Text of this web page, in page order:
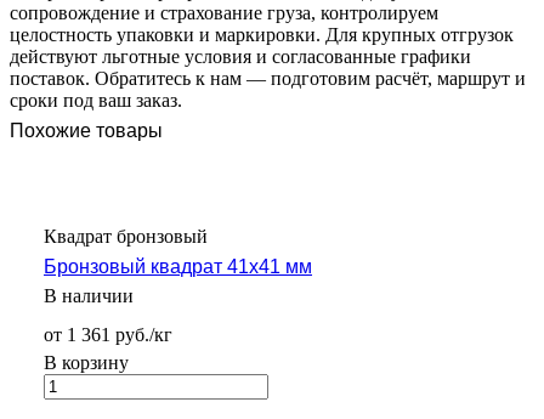
сопровождение и страхование груза, контролируем
целостность упаковки и маркировки. Для крупных отгрузок
действуют льготные условия и согласованные графики
поставок. Обратитесь к нам — подготовим расчёт, маршрут и
сроки под ваш заказ.
Похожие товары
Квадрат бронзовый
Бронзовый квадрат 41х41 мм
В наличии
от 1 361 руб./кг
В корзину